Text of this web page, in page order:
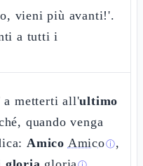
vieni più avanti!'.
a tutti i
a metterti all'ultimo
quando venga
Amico Amicoⓘ,